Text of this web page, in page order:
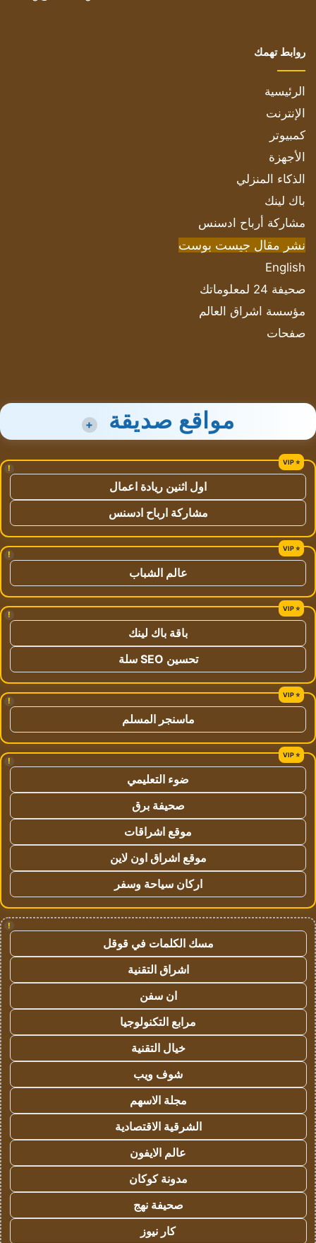
روابط تهمك
الرئيسية
الإنترنت
كمبيوتر
الأجهزة
الذكاء المنزلي
باك لينك
مشاركة أرباح ادسنس
نشر مقال جيست بوست
English
صحيفة 24 لمعلوماتك
مؤسسة اشراق العالم
صفحات
مواقع صديقة +
!
اول اثنين ريادة اعمال
مشاركة ارباح ادسنس
!
عالم الشباب
!
باقة باك لينك
تحسين SEO سلة
!
ماسنجر المسلم
!
ضوء التعليمي
صحيفة برق
موقع اشراقات
موقع اشراق اون لاين
اركان سياحة وسفر
!
مسك الكلمات في قوقل
اشراق التقنية
ان سفن
مرابع التكنولوجيا
خيال التقنية
شوف ويب
مجلة الاسهم
الشرقية الاقتصادية
عالم الايفون
مدونة كوكان
صحيفة نهج
كار نيوز